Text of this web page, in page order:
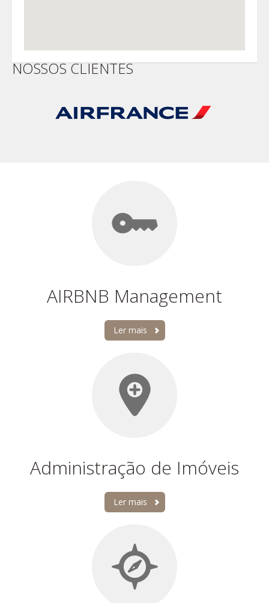
NOSSOS CLIENTES
AIRBNB Management
Ler mais
Administração de Imóveis
Ler mais